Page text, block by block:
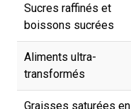
Sucres raffinés et
boissons sucrées
Aliments ultra-
transformés
Graisses saturées en